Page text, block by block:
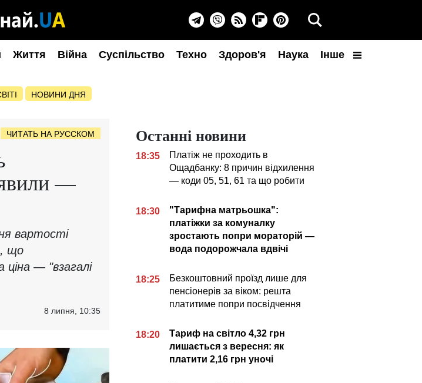
Життя Війна Суспільство Техно Здоров'я Наука Інше
НОВИНИ ДНЯ
ЧИТАТЬ НА РУССКОМ
—
вартості
що
— "взагалі
8 липня, 10:35
Останні новини
18:35
Платіж не проходить в
Ощадбанку: 8 причин відхилення
— коди 05, 51, 61 та що робити
18:30
"Тарифна матрьошка":
платіжки за комуналку
зростають попри мораторій —
вода подорожчала вдвічі
18:25
Безкоштовний проїзд лише для
пенсіонерів за віком: решта
платитиме попри посвідчення
18:20
Тариф на світло 4,32 грн
лишається з вересня: як
платити 2,16 грн уночі